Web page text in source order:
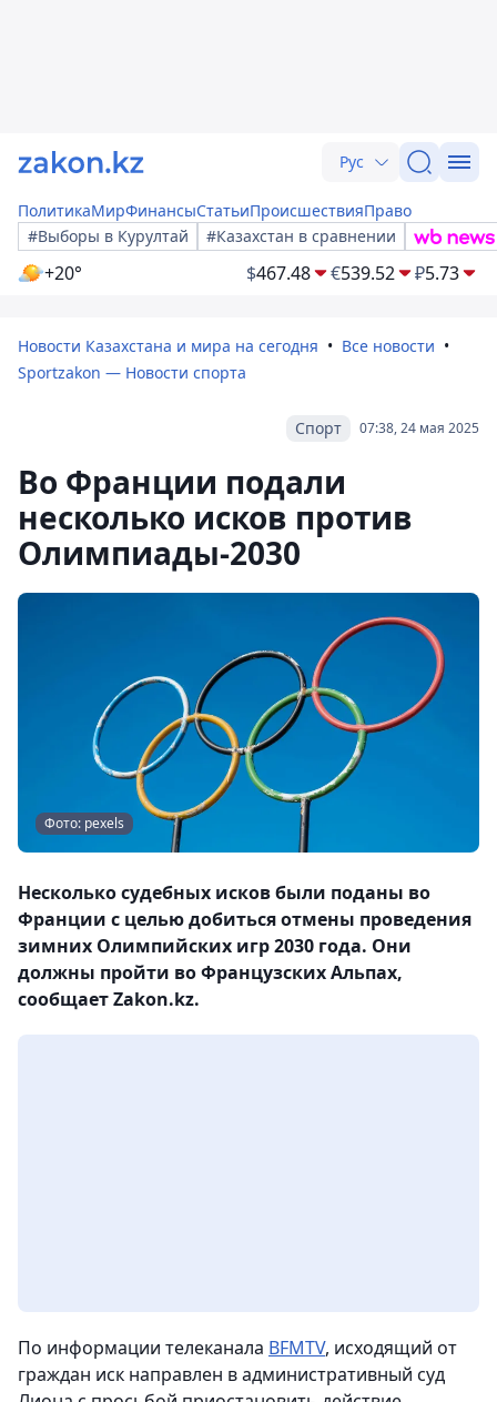
Рус
ПолитикаМирФинансыСтатьиПроисшествияПраво
#Выборы в Курултай
#Казахстан в сравнении
+20° $467.48 €539.52 ₽5.73
Новости Казахстана и мира на сегодня
Все новости
Sportzakon — Новости спорта
07:38, 24 мая 2025
Спорт
Во Франции подали
несколько исков против
Олимпиады-2030
Фото: pexels
Несколько судебных исков были поданы во
Франции с целью добиться отмены проведения
зимних Олимпийских игр 2030 года. Они
должны пройти во Французских Альпах,
сообщает Zakon.kz.
По информации телеканала BFMTV, исходящий от
граждан иск направлен в административный суд